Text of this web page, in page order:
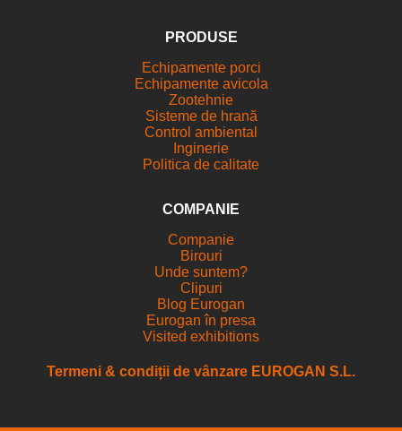
PRODUSE
Echipamente porci
Echipamente avicola
Zootehnie
Sisteme de hrană
Control ambiental
Inginerie
Politica de calitate
COMPANIE
Companie
Birouri
Unde suntem?
Clipuri
Blog Eurogan
Eurogan în presa
Visited exhibitions
Termeni & condiții de vânzare EUROGAN S.L.